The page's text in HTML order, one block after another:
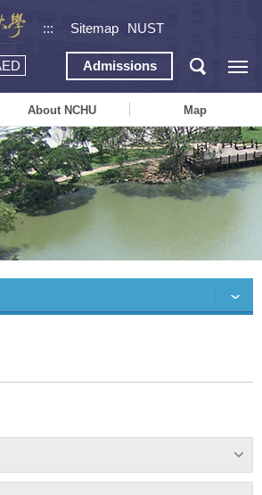
::: Sitemap NUST
Admissions
About NCHU Map